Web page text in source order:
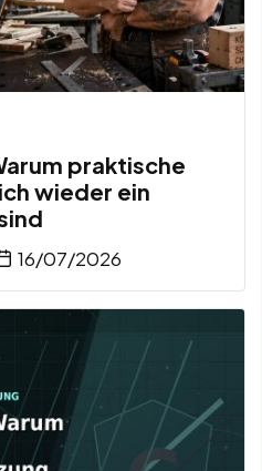
praktische
wieder ein
16/07/2026